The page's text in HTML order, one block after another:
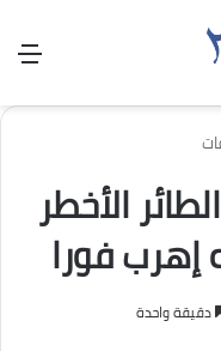
الأخطر
إهرب فورا
دقيقة واحدة